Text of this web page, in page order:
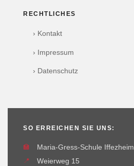
RECHTLICHES
› Kontakt
› Impressum
› Datenschutz
SO ERREICHEN SIE UNS:
🏫
Maria-Gress-Schule Iffezheim
📍
Weierweg 15